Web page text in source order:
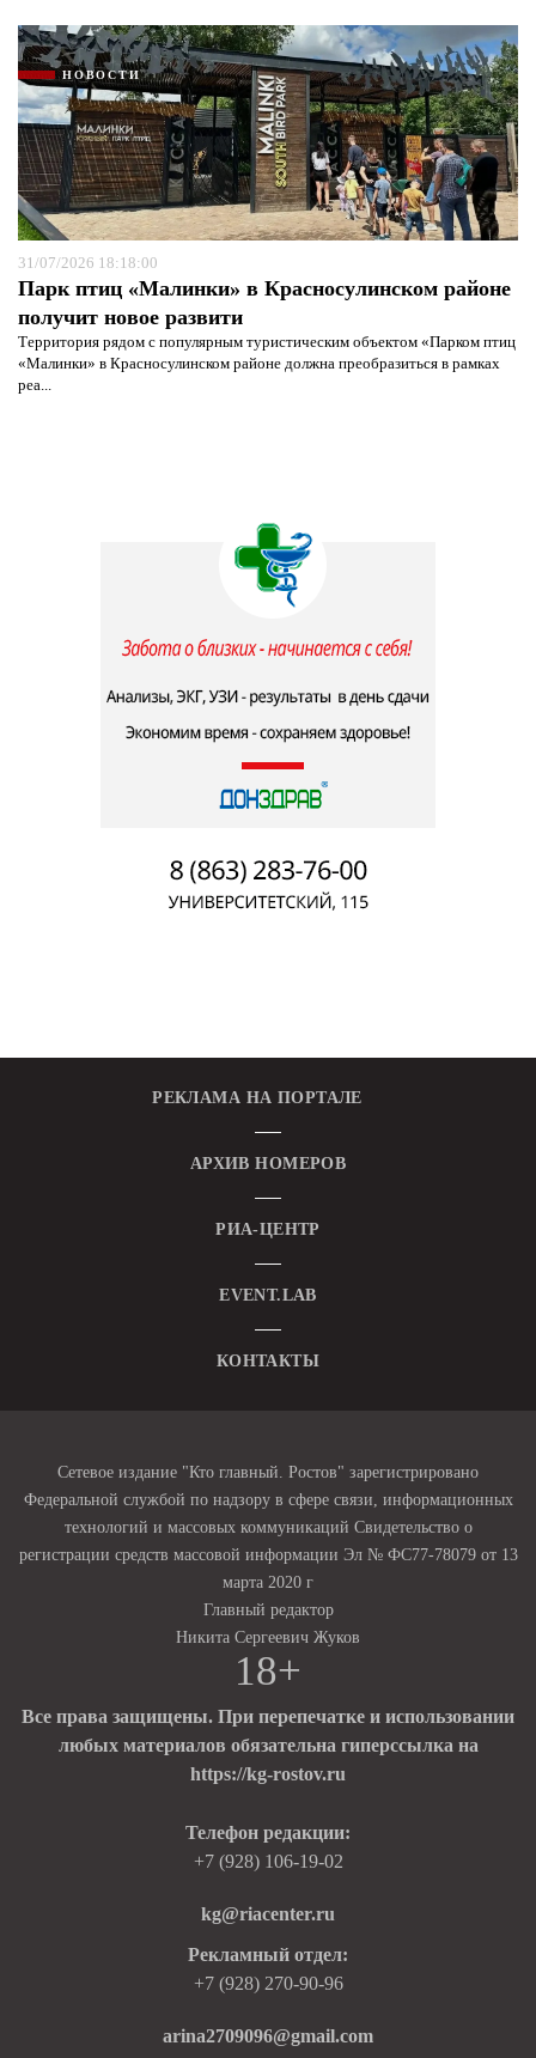
НОВОСТИ
31/07/2026 18:18:00
Парк птиц «Малинки» в Красносулинском районе
получит новое развити
Территория рядом с популярным туристическим объектом «Парком птиц
«Малинки» в Красносулинском районе должна преобразиться в рамках
реа...
РЕКЛАМА НА ПОРТАЛЕ
АРХИВ НОМЕРОВ
РИА-ЦЕНТР
EVENT.LAB
КОНТАКТЫ
Сетевое издание "Кто главный. Ростов" зарегистрировано
Федеральной службой по надзору в сфере связи, информационных
технологий и массовых коммуникаций Свидетельство о
регистрации средств массовой информации Эл № ФС77-78079 от 13
марта 2020 г
Главный редактор
Никита Сергеевич Жуков
18+
Все права защищены. При перепечатке и использовании
любых материалов обязательна гиперссылка на
https://kg-rostov.ru
Телефон редакции:
+7 (928) 106-19-02
kg@riacenter.ru
Рекламный отдел:
+7 (928) 270-90-96
arina2709096@gmail.com